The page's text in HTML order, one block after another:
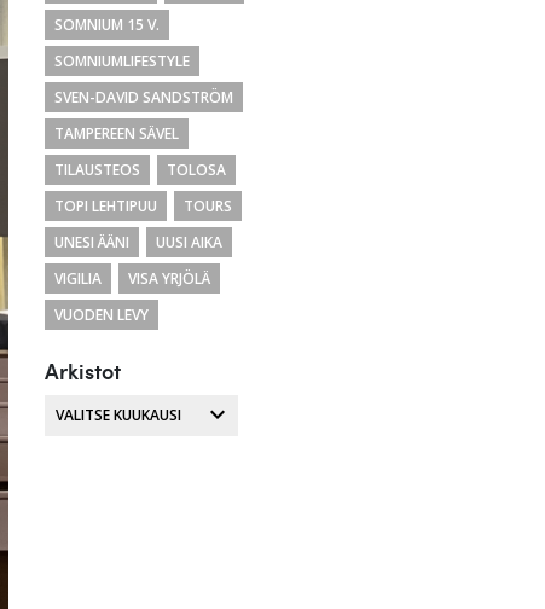
SOMNIUM 15 V.
SOMNIUMLIFESTYLE
SVEN-DAVID SANDSTRÖM
TAMPEREEN SÄVEL
TILAUSTEOS
TOLOSA
TOPI LEHTIPUU
TOURS
UNESI ÄÄNI
UUSI AIKA
VIGILIA
VISA YRJÖLÄ
VUODEN LEVY
Arkistot